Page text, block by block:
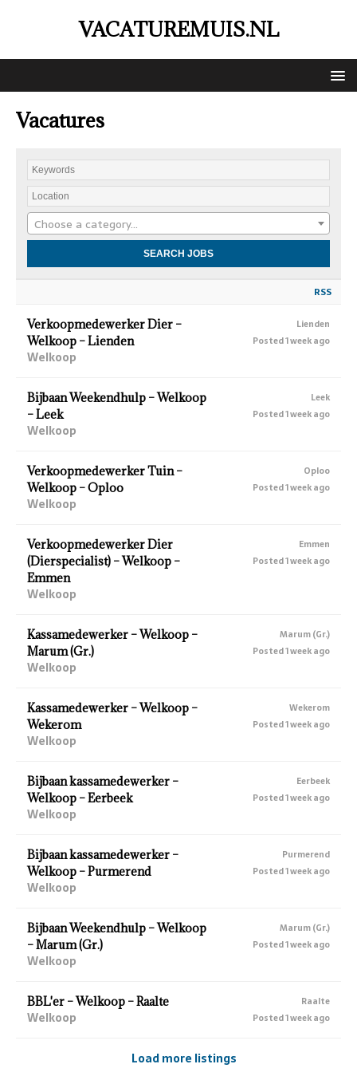
VACATUREMUIS.NL
Vacatures
Choose a category…
RSS
Verkoopmedewerker Dier –
Welkoop – Lienden
Welkoop
Lienden
Posted 1 week ago
Bijbaan Weekendhulp – Welkoop
– Leek
Welkoop
Leek
Posted 1 week ago
Verkoopmedewerker Tuin –
Welkoop – Oploo
Welkoop
Oploo
Posted 1 week ago
Verkoopmedewerker Dier
(Dierspecialist) – Welkoop –
Emmen
Welkoop
Emmen
Posted 1 week ago
Kassamedewerker – Welkoop –
Marum (Gr.)
Welkoop
Marum (Gr.)
Posted 1 week ago
Kassamedewerker – Welkoop –
Wekerom
Welkoop
Wekerom
Posted 1 week ago
Bijbaan kassamedewerker –
Welkoop – Eerbeek
Welkoop
Eerbeek
Posted 1 week ago
Bijbaan kassamedewerker –
Welkoop – Purmerend
Welkoop
Purmerend
Posted 1 week ago
Bijbaan Weekendhulp – Welkoop
– Marum (Gr.)
Welkoop
Marum (Gr.)
Posted 1 week ago
BBL'er – Welkoop – Raalte
Welkoop
Raalte
Posted 1 week ago
Load more listings